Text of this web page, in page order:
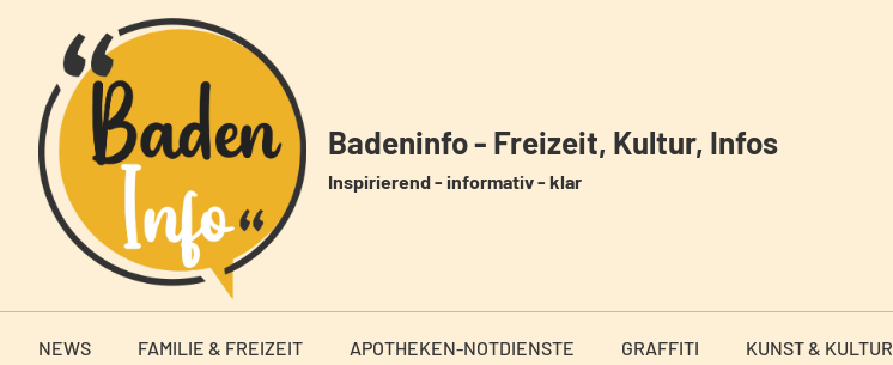
springen
Badeninfo - Freizeit, Kultur, Infos
Inspirierend - informativ - klar
NEWS FAMILIE & FREIZEIT APOTHEKEN-NOTDIENSTE GRAFFITI KUNST & KULTUR